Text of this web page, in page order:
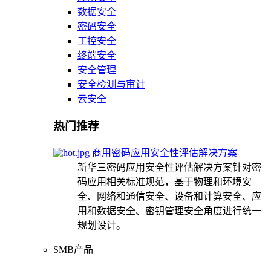
数据安全
密码安全
工控安全
终端安全
安全管理
安全检测与审计
云安全
热门推荐
商用密码应用安全性评估解决方案
新华三密码应用安全性评估解决方案针对密
码应用相关标准规范，基于物理和环境安
全、网络和通信安全、设备和计算安全、应
用和数据安全、密钥管理安全角度进行统一
规划设计。
SMB产品